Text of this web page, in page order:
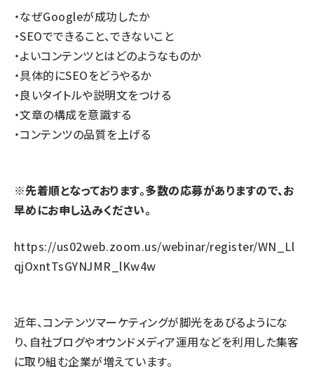
・なぜGoogleが成功したか
・SEOでできること、できないこと
・よいコンテンツとはどのようなものか
・具体的にSEOをどうやるか
・良いタイトルや説明文をつける
・文章の構成を意識する
・コンテンツの品質を上げる
※先着順となっております。多数の応募がありますので、お
早めにお申し込みください。
https://us02web.zoom.us/webinar/register/WN_Ll
qjOxntTsGYNJMR_lKw4w
近年、コンテンツマーケティングが脚光をあびるようにな
り、自社ブログやオウンドメディア運用などを利用した集客
に取り組む企業が増えています。